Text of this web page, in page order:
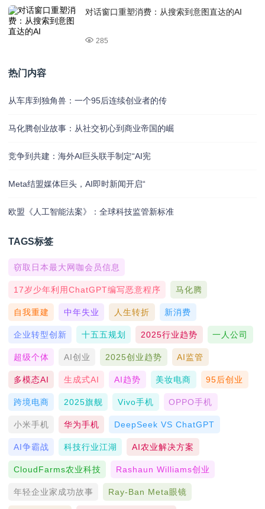
对话窗口重塑消费：从搜索到意图直达的AI
285
热门内容
从车库到独角兽：一个95后连续创业者的传
马化腾创业故事：从社交初心到商业帝国的崛
竞争到共建：海外AI巨头联手制定“AI宪
Meta结盟媒体巨头，AI即时新闻开启“
欧盟《人工智能法案》：全球科技监管新标准
TAGS标签
窃取日本最大网咖会员信息
17岁少年利用ChatGPT编写恶意程序 马化腾
自我重建 中年失业 人生转折 新消费
企业转型创新 十五五规划 2025行业趋势 一人公司
超级个体 AI创业 2025创业趋势 AI监管
多模态AI 生成式AI AI趋势 美妆电商 95后创业
跨境电商 2025旗舰 Vivo手机 OPPO手机
小米手机 华为手机 DeepSeek VS ChatGPT
AI争霸战 科技行业江湖 AI农业解决方案
CloudFarms农业科技 Rashaun Williams创业
年轻企业家成功故事 Ray-Ban Meta眼镜